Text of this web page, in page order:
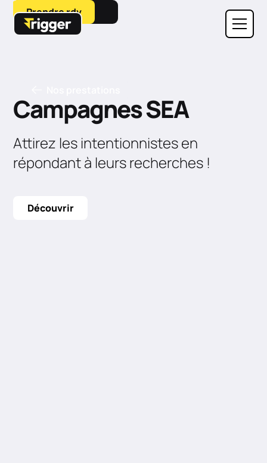
Prendre rdv
Campagnes SEA
Attirez les intentionnistes en
répondant à leurs recherches !
Découvrir